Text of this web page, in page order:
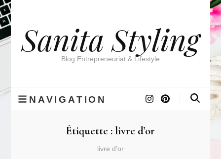
Sanita Styling
Blog Entrepreneuriat & Lifestyle
NAVIGATION
Étiquette :livre d’or
livre d’or